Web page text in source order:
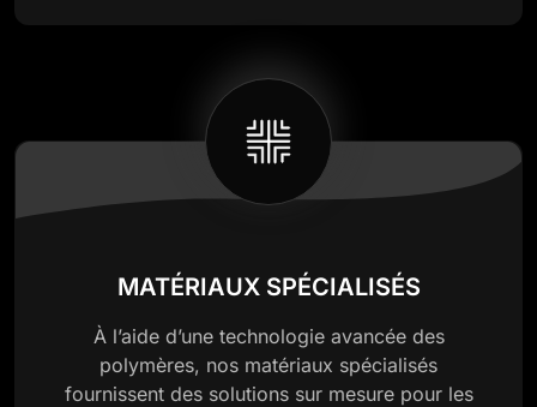
MATÉRIAUX SPÉCIALISÉS
À l’aide d’une technologie avancée des
polymères, nos matériaux spécialisés
fournissent des solutions sur mesure pour les